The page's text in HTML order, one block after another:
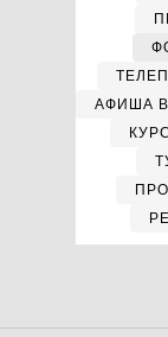
АФИША